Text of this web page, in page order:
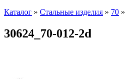
Каталог » Стальные изделия » 70 »
30624_70-012-2d